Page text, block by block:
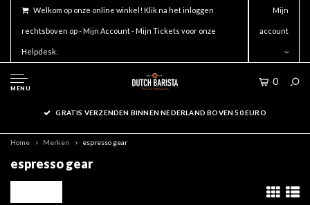
Welkom op onze online winkel! Klik na het inloggen
rechtsboven op - Mijn Account - Mijn Tickets voor onze
Helpdesk.
Mijn
account
MENU
0
GRATIS VERZENDEN BINNEN NEDERLAND BOVEN 50 EURO
Home Merken espresso gear
espresso gear